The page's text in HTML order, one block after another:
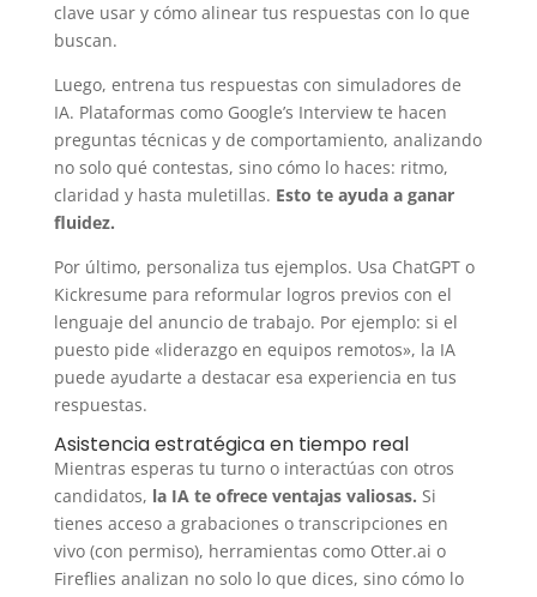
clave usar y cómo alinear tus respuestas con lo que
buscan.
Luego, entrena tus respuestas con simuladores de
IA. Plataformas como Google’s Interview te hacen
preguntas técnicas y de comportamiento, analizando
no solo qué contestas, sino cómo lo haces: ritmo,
claridad y hasta muletillas. Esto te ayuda a ganar
fluidez.
Por último, personaliza tus ejemplos. Usa ChatGPT o
Kickresume para reformular logros previos con el
lenguaje del anuncio de trabajo. Por ejemplo: si el
puesto pide «liderazgo en equipos remotos», la IA
puede ayudarte a destacar esa experiencia en tus
respuestas.
Asistencia estratégica en tiempo real
Mientras esperas tu turno o interactúas con otros
candidatos, la IA te ofrece ventajas valiosas. Si
tienes acceso a grabaciones o transcripciones en
vivo (con permiso), herramientas como Otter.ai o
Fireflies analizan no solo lo que dices, sino cómo lo